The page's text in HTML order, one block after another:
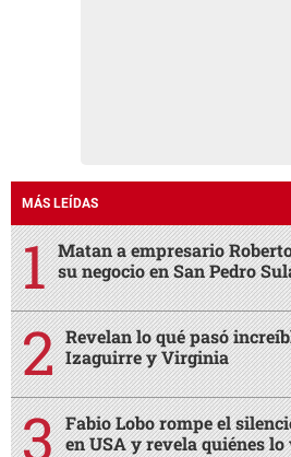
MÁS LEÍDAS
Matan a empresario
su negocio en San Pedro
Revelan lo qué pasó
Izaguirre y Virginia
Fabio Lobo rompe el
en USA y revela quiénes